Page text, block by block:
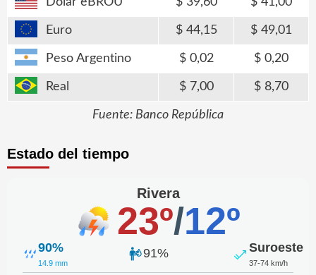
Euro 44,15 49,01
Peso Argentino 0,02 0,20
Real 7,00 8,70
Fuente: Banco República
Estado del tiempo
Rivera
23º/12º
90%
14.9 mm
91% Suroeste
37-74 km/h